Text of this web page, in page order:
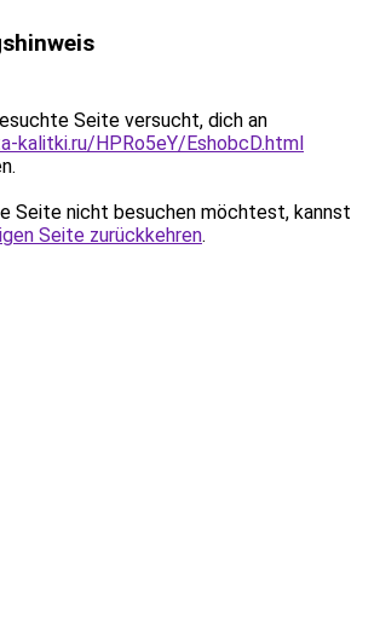
Seite versucht, dich an
kalitki.ru/HPRo5eY/EshobcD.html
Seite nicht besuchen möchtest, kannst
Seite zurückkehren.